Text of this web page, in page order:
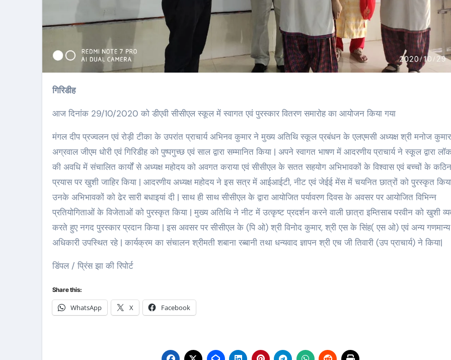
गिरिडीह
आज दिनांक 29/10/2020 को डीएवी सीसीएल स्कूल में स्वागत एवं पुरस्कार वितरण समारोह का आयोजन किया गया
मंगल दीप प्रज्वलन एवं रोड़ी टीका के उपरांत प्राचार्य अभिनव कुमार ने मुख्य अतिथि स्कूल प्रबंधन के एलएमसी अध्यक्ष श्री मनोज कुमार
अग्रवाल जीएम धोरी एवं गिरिडीह को पुष्पगुच्छ एवं साल द्वारा सम्मानित किया | अपने स्वागत भाषण में आदरणीय प्राचार्य ने स्कूल द्वारा
की अवधि में संचालित कार्यों से अध्यक्ष महोदय को अवगत कराया एवं सीसीएल के सतत सहयोग अभिभावकों के विश्वास एवं बच्चों के कठिन
प्रयास पर खुशी जाहिर किया | आदरणीय अध्यक्ष महोदय ने इस सत्र में आईआईटी, नीट एवं जेईई मेंस में चयनित छात्रों को पुरस्कृत
उनके अभिभावकों को ढेर सारी बधाइयां दी | साथ ही साथ सीसीएल के द्वारा आयोजित पर्यावरण दिवस के अवसर पर आयोजित विभिन्न
प्रतियोगिताओं के विजेताओं को पुरस्कृत किया | मुख्य अतिथि ने नीट में उत्कृष्ट प्रदर्शन करने वाली छात्रा इम्तिसाब परवीन को खुशी
करते हुए नगद पुरस्कार प्रदान किया | इस अवसर पर सीसीएल के (पि ओ) श्री विनोद कुमार, श्री एस के सिंह( एस ओ) एवं अन्य गणमान्य
अधिकारी उपस्थित रहे | कार्यक्रम का संचालन श्रीमती शबाना रब्बानी तथा धन्यवाद ज्ञापन श्री एच जी तिवारी (उप प्राचार्य) ने किया|
डिंपल / प्रिंस झा की रिपोर्ट
Share this:
WhatsApp X Facebook